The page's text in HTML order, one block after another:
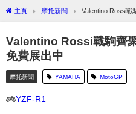
主頁 摩托新聞 Valentino Rossi
Valentino Rossi戰駒齊
免費展出中
摩托新聞 YAMAHA MotoGP
YZF-R1